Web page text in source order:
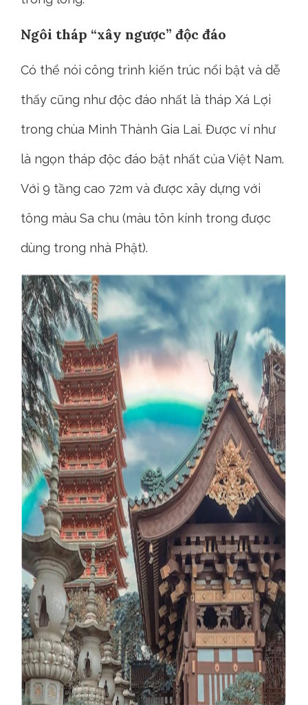
Ngôi tháp “xây ngược” độc đáo
Có thể nói công trình kiến trúc nổi bật và dễ
thấy cũng như độc đáo nhất là tháp Xá Lợi
trong chùa Minh Thành Gia Lai. Được ví như
là ngọn tháp độc đáo bật nhất của Việt Nam.
Với 9 tầng cao 72m và được xây dựng với
tông màu Sa chu (màu tôn kính trong được
dùng trong nhà Phật).